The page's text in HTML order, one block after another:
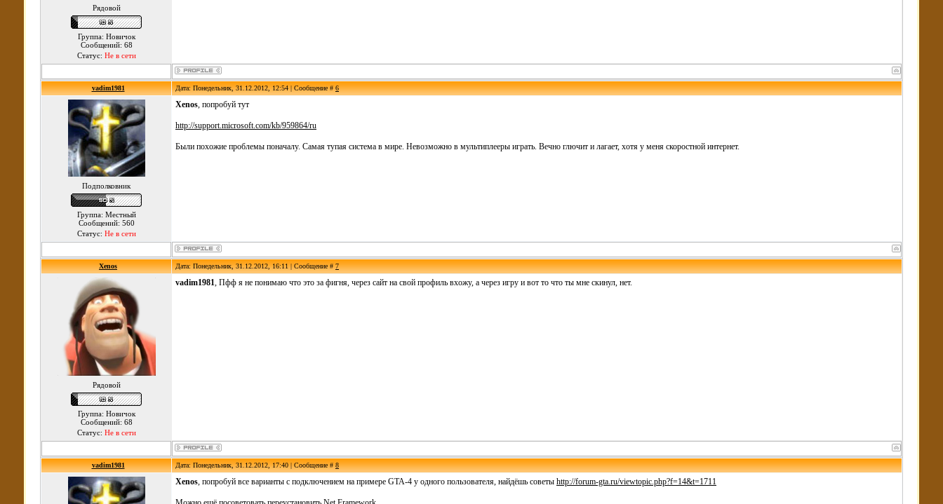
Рядовой
Группа: Новичок
Сообщений: 68
Статус: Не в сети
vadim1981 Дата: Понедельник, 31.12.2012, 12:54 | Сообщение #6
Подполковник
Группа: Местный
Сообщений: 560
Статус: Не в сети
Xenos, попробуй тут
http://support.microsoft.com/kb/959864/ru
Были похожие проблемы поначалу. Самая тупая система в мире. Невозможно в мультиплееры играть. Вечно глючит и лагает, хотя у меня скоростной интернет.
Xenos Дата: Понедельник, 31.12.2012, 16:11 | Сообщение #7
Рядовой
Группа: Новичок
Сообщений: 68
Статус: Не в сети
vadim1981, Пфф я не понимаю что это за фигня, через сайт на свой профиль вхожу, а через игру и вот то что ты мне скинул, нет.
vadim1981 Дата: Понедельник, 31.12.2012, 17:40 | Сообщение #8
Xenos, попробуй все варианты с подключением на примере GTA-4 у одного пользователя, найдёшь советы http://forum-gta.ru/viewtopic.php?f=14&t=1711